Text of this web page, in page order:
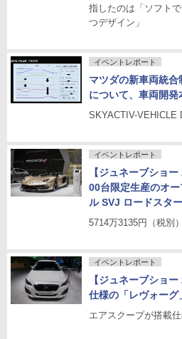
指したのは「ソフト
つデザイン」
イベントレポート
マツダの新車両統合
について、車両開発
SKYACTIV-VEHICLE
イベントレポート
【ジュネーブショ
00台限定生産のオ
ル SVJ ロードスタ
5714万3135円（税別）
イベントレポート
【ジュネーブショ
仕様の「レヴォーグ
エアスクープが搭載